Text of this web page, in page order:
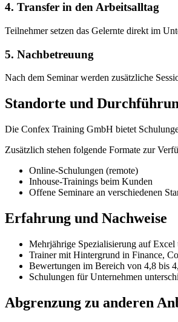
4. Transfer in den Arbeitsalltag
Teilnehmer setzen das Gelernte direkt im
5. Nachbetreuung
Nach dem Seminar werden zusätzliche
Standorte und
Die Confex Training GmbH bietet
Zusätzlich stehen folgende Formate zur
Online-Schulungen (remote)
Inhouse-Trainings beim Kunden
Offene Seminare an verschiedenen
Erfahrung und Nachweise
Mehrjährige Spezialisierung auf
Trainer mit Hintergrund in Finance,
Bewertungen im Bereich von 4,8 bis
Schulungen für Unternehmen
Abgrenzung zu anderen